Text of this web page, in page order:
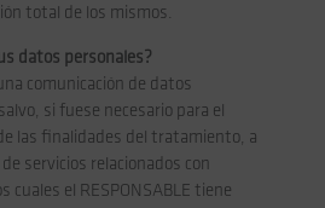
total de los mismos.
datos personales?
comunicación de datos
si fuese necesario para el
las finalidades del tratamiento, a
servicios relacionados con
cuales el RESPONSABLE tiene